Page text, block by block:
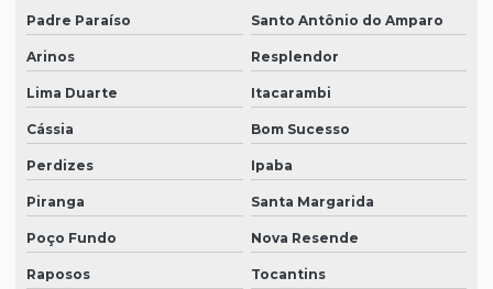
Padre Paraíso Santo Antônio do Amparo
Arinos Resplendor
Lima Duarte Itacarambi
Cássia Bom Sucesso
Perdizes Ipaba
Piranga Santa Margarida
Poço Fundo Nova Resende
Raposos Tocantins